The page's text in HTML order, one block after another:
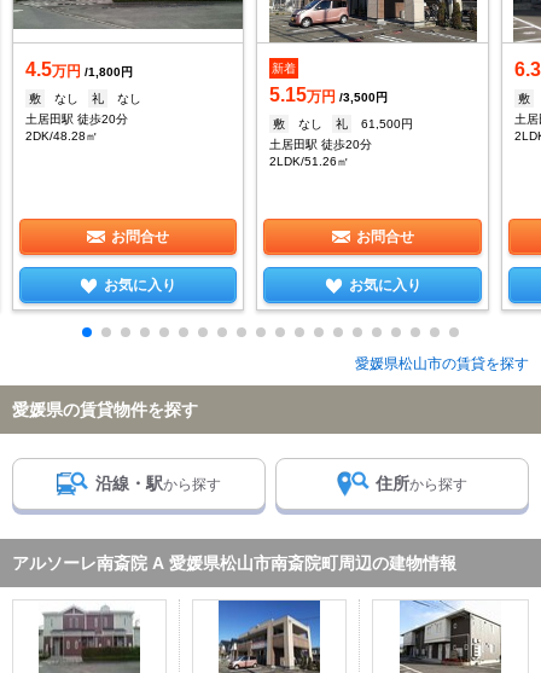
4.5万円 /1,800円
敷
なし 礼
なし
土居田駅 徒歩20分
2DK/48.28㎡
お問合せ
お気に入り
新着
5.15万円 /3,500円
敷
なし 礼
61,500円
土居田駅 徒歩20分
2LDK/51.26㎡
お問合せ
お気に入り
6.3
敷
土
愛媛県松山市の賃貸を探す
愛媛県の賃貸物件を探す
沿線・駅から探す 住所から探す
アルソーレ南斎院 A 愛媛県松山市南斎院町周辺の建物情報